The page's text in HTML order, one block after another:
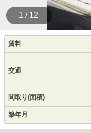
1 / 12
賃料
交通
間取り(面積)
築年月